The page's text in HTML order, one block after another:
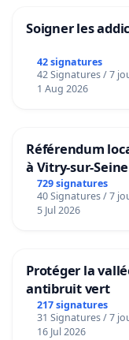
Soigner les
42 signatures
42 Signatures / 7
1 Aug 2026
Référendum
à Vitry-sur-Seine
729 signatures
40 Signatures / 7
5 Jul 2026
Protéger la
antibruit vert
217 signatures
31 Signatures / 7
16 Jul 2026